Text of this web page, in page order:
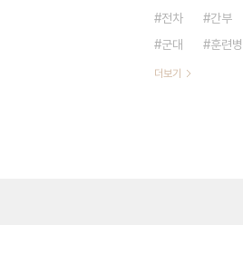
전차
간부
군대
훈련병
더보기